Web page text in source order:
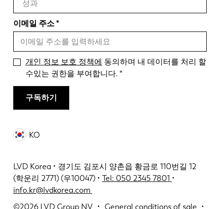
KO
LVD Korea • 경기도 김포시 양촌읍 황금로 110번길 12
(학운리 2771) (우10047) • Tel: 050 2345 7801 •
info.kr@lvdkorea.com
©2026 LVD Group NV General conditions of sale
이메일 주소
개인 정보 보호 정책에 동의하며 내 데이터를 처리 할
수있는 권한을 부여합니다.
구독하기